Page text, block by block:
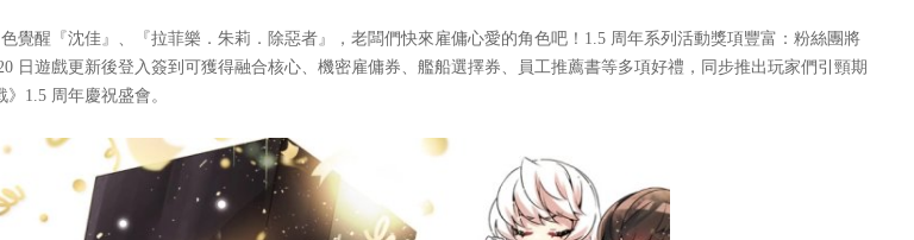
覺醒『沈佳』、『拉菲樂．朱莉．除惡者』，老闆們快來雇傭心愛的角色吧！1.5 周年系列活動獎項豐富：粉絲團將
遊戲更新後登入簽到可獲得融合核心、機密雇傭券、艦船選擇券、員工推薦書等多項好禮，同步推出玩家們引頸期
1.5 周年慶祝盛會。